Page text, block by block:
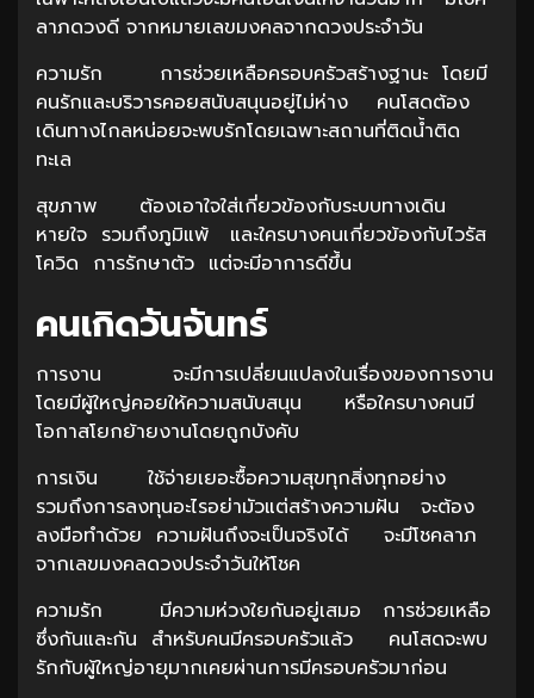
ลาภดวงดี จากหมายเลขมงคลจากดวงประจำวัน
ความรัก การช่วยเหลือครอบครัวสร้างฐานะ โดยมี
คนรักและบริวารคอยสนับสนุนอยู่ไม่ห่าง คนโสดต้อง
เดินทางไกลหน่อยจะพบรักโดยเฉพาะสถานที่ติดน้ำติด
ทะเล
สุขภาพ ต้องเอาใจใส่เกี่ยวข้องกับระบบทางเดิน
หายใจ รวมถึงภูมิแพ้ และใครบางคนเกี่ยวข้องกับไวรัส
โควิด การรักษาตัว แต่จะมีอาการดีขึ้น
คนเกิดวันจันทร์
การงาน จะมีการเปลี่ยนแปลงในเรื่องของการงาน
โดยมีผู้ใหญ่คอยให้ความสนับสนุน หรือใครบางคนมี
โอกาสโยกย้ายงานโดยถูกบังคับ
การเงิน ใช้จ่ายเยอะซื้อความสุขทุกสิ่งทุกอย่าง
รวมถึงการลงทุนอะไรอย่ามัวแต่สร้างความฝัน จะต้อง
ลงมือทำด้วย ความฝันถึงจะเป็นจริงได้ จะมีโชคลาภ
จากเลขมงคลดวงประจำวันให้โชค
ความรัก มีความห่วงใยกันอยู่เสมอ การช่วยเหลือ
ซึ่งกันและกัน สำหรับคนมีครอบครัวแล้ว คนโสดจะพบ
รักกับผู้ใหญ่อายุมากเคยผ่านการมีครอบครัวมาก่อน